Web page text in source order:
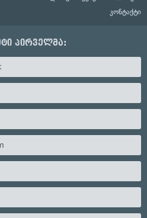
კონტაქტი
პირველმა: